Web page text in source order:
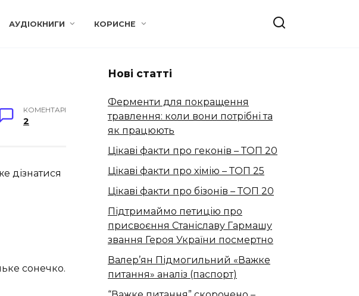
АУДІОКНИГИ КОРИСНЕ
КОМЕНТАРІ
2
дізнатися
сонечко.
Нові статті
Ферменти для покращення
травлення: коли вони потрібні та
як працюють
Цікаві факти про геконів – ТОП 20
Цікаві факти про хімію – ТОП 25
Цікаві факти про бізонів – ТОП 20
Підтримаймо петицію про
присвоєння Станіславу Гармашу
звання Героя України посмертно
Валер’ян Підмогильний «Важке
питання» аналіз (паспорт)